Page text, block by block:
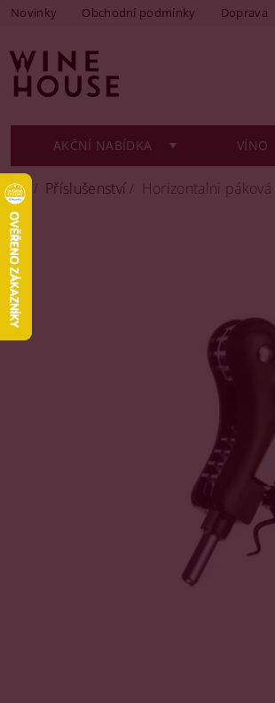
Novinky Obchodní podmínky Doprava
AKČNÍ NABÍDKA VÍNO
Příslušenství Horizontalni páková